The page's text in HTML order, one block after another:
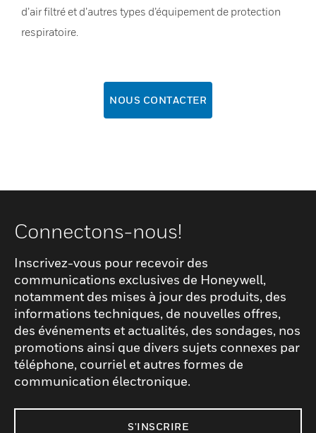
d’air filtré et d’autres types d’équipement de protection
respiratoire.
NOUS CONTACTER
Connectons-nous!
Inscrivez-vous pour recevoir des
communications exclusives de Honeywell,
notamment des mises à jour des produits, des
informations techniques, de nouvelles offres,
des événements et actualités, des sondages, nos
promotions ainsi que divers sujets connexes par
téléphone, courriel et autres formes de
communication électronique.
S'INSCRIRE